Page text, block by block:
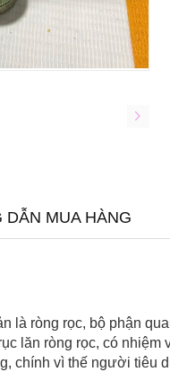
DẪN MUA HÀNG
là ròng rọc, bộ phận
lăn ròng rọc, có
chính vì thế người tiêu